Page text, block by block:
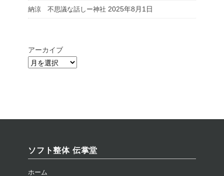
納涼 不思議な話しー神社 2025年8月1日
アーカイブ
ソフト整体 伝掌堂
ホーム